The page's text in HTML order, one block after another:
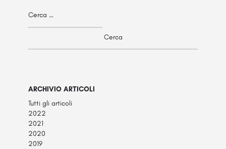
ARCHIVIO ARTICOLI
Tutti gli articoli
2022
2021
2020
2019